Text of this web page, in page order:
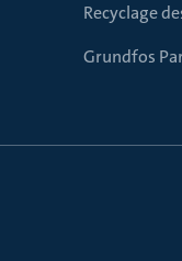
Recyclage
Grundfos